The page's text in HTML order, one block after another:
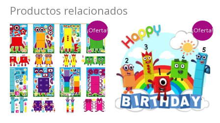
Productos relacionados
¡Oferta! ¡Oferta!